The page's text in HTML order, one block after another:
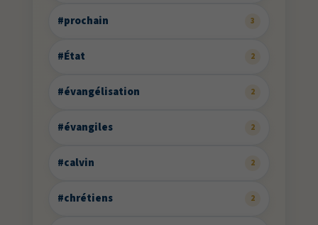
#prochain 3
#État 2
#évangélisation 2
#évangiles 2
#calvin 2
#chrétiens 2